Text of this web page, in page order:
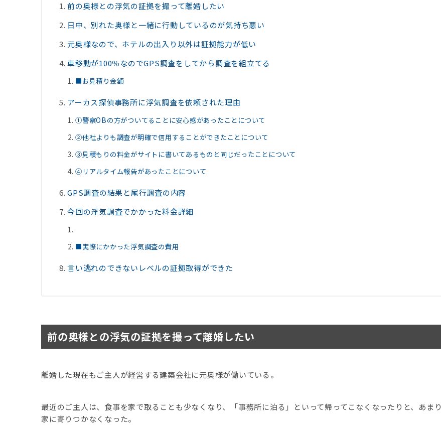
前の奥様との浮気の証拠を撮って離婚したい
日中、別れた奥様と一緒に行動しているのが気持ち悪い
元奥様なので、ホテルの出入り以外は証拠能力が低い
車移動が100％なのでGPS調査をしてから調査を組立てる
■お見積り金額
アーカス探偵事務所に浮気調査を依頼された理由
①警察OBの方がついてることに安心感があったことについて
②他社よりも調査が明確で信用することができたことについて
③見積もりの料金がサイトに書いてあるものと同じだったことについて
④リアルタイム報告があったことについて
GPS調査の結果と尾行調査の内容
今回の浮気調査でかかった料金詳細
■実際にかかった浮気調査の費用
言い逃れのできないレベルの証拠取得ができた
前の奥様との浮気の証拠を撮って離婚したい
離婚した現在もご主人が経営する建築会社に元奥様が働いている。
最近のご主人は、食事を家で取ることも少なくなり、「事務所に泊る」といって帰ってこなくなったりと、あまり
家に寄りつかなくなった。